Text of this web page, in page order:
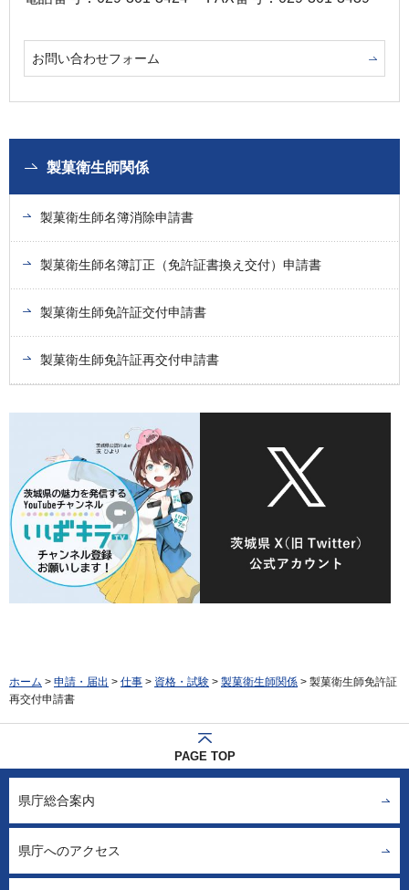
お問い合わせフォーム
製菓衛生師関係
製菓衛生師名簿消除申請書
製菓衛生師名簿訂正（免許証書換え交付）申請書
製菓衛生師免許証交付申請書
製菓衛生師免許証再交付申請書
ホーム > 申請・届出 > 仕事 > 資格・試験 > 製菓衛生師関係 > 製菓衛生師免許証
再交付申請書
PAGE TOP
県庁総合案内
県庁へのアクセス